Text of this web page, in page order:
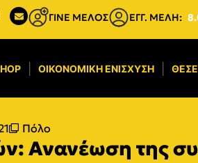
ΓΙΝΕ ΜΕΛΟΣ ΕΓΓ. ΜΕΛΗ:
ΟΙΚΟΝΟΜΙΚΉ ΕΝΊΣΧΥΣΗ​
Πόλο
Ανανέωση της